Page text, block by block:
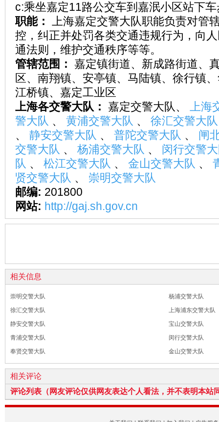
c:乘坐嘉定11路公交车到嘉泯小区站下
职能： 上海嘉定交警大队职能负责对管
控，纠正并处罚各类交通违规行为，向
通法则，维护交通秩序等等。
管辖范围： 嘉定镇街道、新成路街道、
区、南翔镇、安亭镇、马陆镇、徐行镇
江桥镇、嘉定工业区
上海各交警大队： 嘉定交警大队、 上海
警大队 、 黄浦交警大队 、 徐汇交警大
、 静安交警大队 、 普陀交警大队 、 闸
交警大队 、 杨浦交警大队 、 闵行交警
队 、 松江交警大队 、 金山交警大队 、
贤交警大队 、 崇明交警大队
邮编: 201800
网站: http://gaj.sh.gov.cn
相关信息
崇明交警大队
杨浦交警大队
徐汇交警大队
上海浦东交警大队
静安交警大队
宝山交警大队
青浦交警大队
闵行交警大队
奉贤交警大队
金山交警大队
相关评论
评论列表（网友评论仅供网友表达个人看法，并不表明本站